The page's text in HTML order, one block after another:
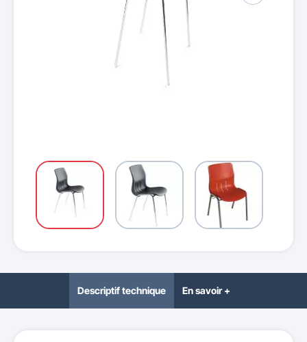
Descriptif technique En savoir +